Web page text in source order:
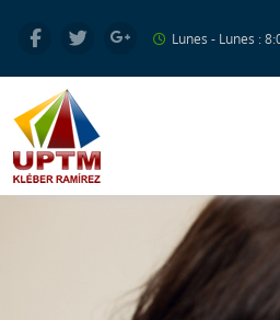
Lunes - Lunes :